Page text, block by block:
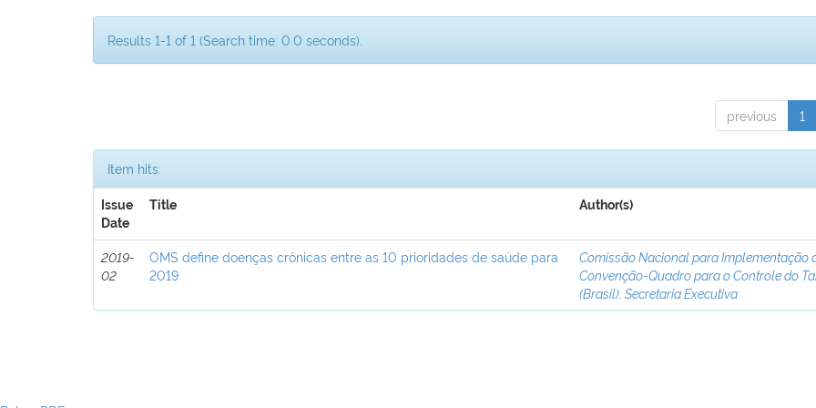
Results 1-1 of 1 (Search time: 0.0 seconds).
previous 1
Item hits:
Issue
Date
Title Author(s)
2019-
02
OMS define doenças crônicas entre as 10 prioridades de saúde para
2019
Comissão Nacional para Implementação
Convenção-Quadro para o Controle do
(Brasil). Secretaria Executiva